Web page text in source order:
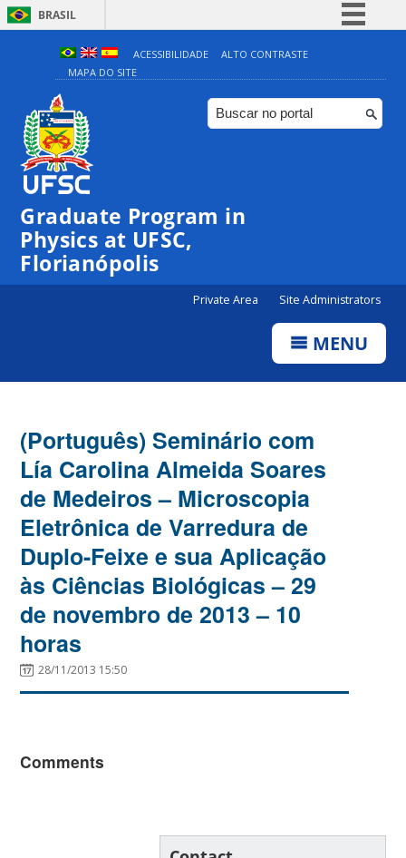
BRASIL
Simplifique!
Comunica BR
Participe
ACESSIBILIDADE
ALTO CONTRASTE
MAPA DO SITE
Graduate Program in
Physics at UFSC,
Florianópolis
Private Area Site Administrators
MENU
(Português) Seminário com
Lía Carolina Almeida Soares
de Medeiros – Microscopia
Eletrônica de Varredura de
Duplo-Feixe e sua Aplicação
às Ciências Biológicas – 29
de novembro de 2013 – 10
horas
28/11/2013 15:50
Comments